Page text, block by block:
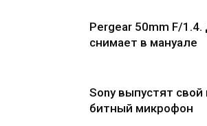
Pergear 50mm F/1.4.
снимает в мануале
Sony выпустят
битный микрофон